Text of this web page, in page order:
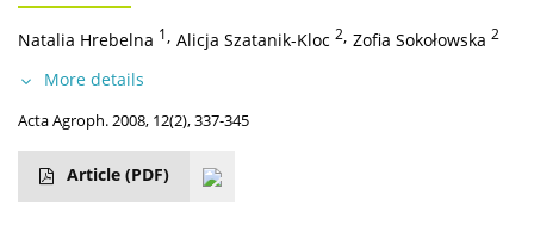
Natalia Hrebelna 1, Alicja Szatanik-Kloc 2, Zofia Sokołowska 2
More details
Acta Agroph. 2008, 12(2), 337-345
Article (PDF)